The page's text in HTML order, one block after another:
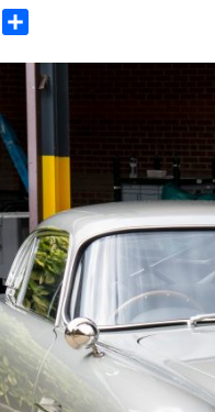
LinkedIn